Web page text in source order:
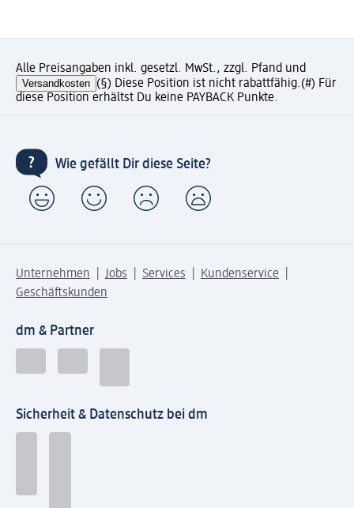
Alle Preisangaben inkl. gesetzl. MwSt., zzgl. Pfand und
Versandkosten (§) Diese Position ist nicht rabattfähig.(#) Für
diese Position erhältst Du keine PAYBACK Punkte.
Wie gefällt Dir diese Seite?
Unternehmen Jobs Services
Kundenservice
Geschäftskunden
dm & Partner
Sicherheit & Datenschutz bei dm